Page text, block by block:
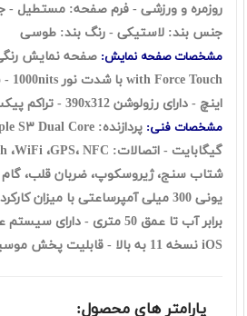
روزمره و ورزشی - فرم صفحه: مستطیل -
جنس بند: لاستیکی - رنگ بند:‌ طوسی
مشخصات صفحه نمایش:
اینچ - دارای رزولوشن 390x312 - تراکم پیکسلی: 303 پیکسل بر اینچ
مشخصات فنی:
شتاب سنج، ژیروسکوپ، ضربان قلب، گام
iOS نسخه 11 به بالا - قابلیت پخش موسیقی و ویدیو
پارامتر های محصول: